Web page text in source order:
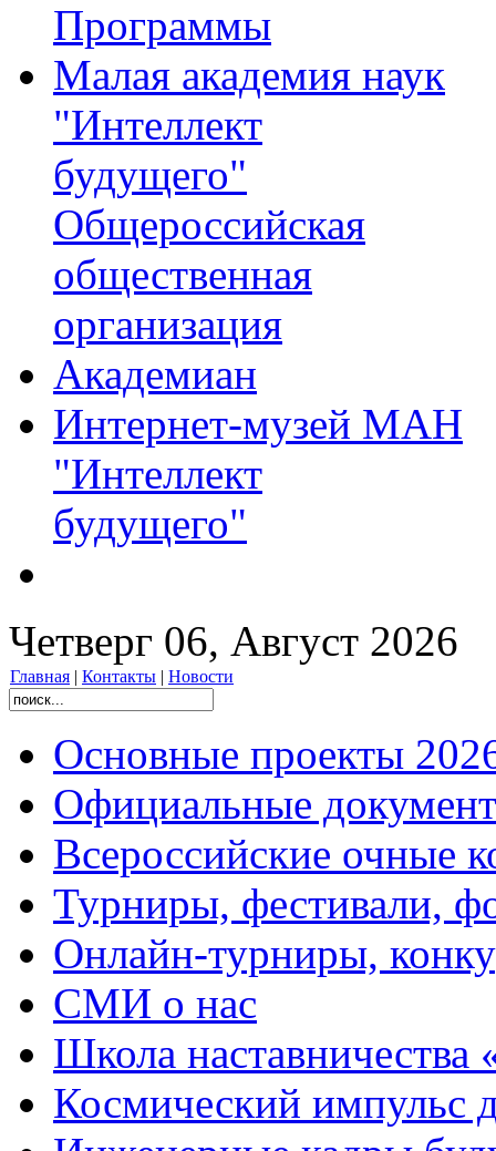
Программы
Малая академия наук
"Интеллект
будущего"
Общероссийская
общественная
организация
Академиан
Интернет-музей МАН
"Интеллект
будущего"
Четверг 06, Август 2026
Главная | Контакты | Новости
Основные проекты
Официальные
Всероссийские очные
Турниры, фестивали,
Онлайн-турниры,
СМИ о нас
Школа
Космический импульс